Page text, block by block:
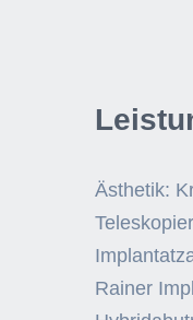
Ästhetik:
Rainer